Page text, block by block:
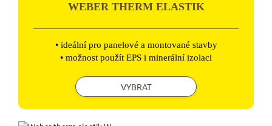
WEBER THERM ELASTIK
• ideální pro panelové a montované stavby
• možnost použít EPS i minerální izolaci
VYBRAT